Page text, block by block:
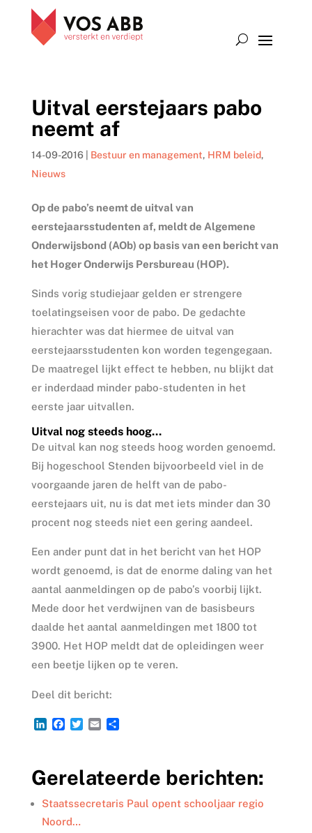
Uitval eerstejaars pabo
neemt af
14-09-2016| Bestuur en management, HRM beleid,
Nieuws
Op de pabo’s neemt de uitval van
eerstejaarsstudenten af, meldt de Algemene
Onderwijsbond (AOb) op basis van een bericht van
het Hoger Onderwijs Persbureau (HOP).
Sinds vorig studiejaar gelden er strengere
toelatingseisen voor de pabo. De gedachte
hierachter was dat hiermee de uitval van
eerstejaarsstudenten kon worden tegengegaan.
De maatregel lijkt effect te hebben, nu blijkt dat
er inderdaad minder pabo-studenten in het
eerste jaar uitvallen.
Uitval nog steeds hoog…
De uitval kan nog steeds hoog worden genoemd.
Bij hogeschool Stenden bijvoorbeeld viel in de
voorgaande jaren de helft van de pabo-
eerstejaars uit, nu is dat met iets minder dan 30
procent nog steeds niet een gering aandeel.
Een ander punt dat in het bericht van het HOP
wordt genoemd, is dat de enorme daling van het
aantal aanmeldingen op de pabo’s voorbij lijkt.
Mede door het verdwijnen van de basisbeurs
daalde het aantal aanmeldingen met 1800 tot
3900. Het HOP meldt dat de opleidingen weer
een beetje lijken op te veren.
Deel dit bericht:
L
e
d
I
n
F
b
o
o
k
T
t
e
r
E
l
D
n
Gerelateerde berichten:
Staatssecretaris Paul opent schooljaar regio
Noord…